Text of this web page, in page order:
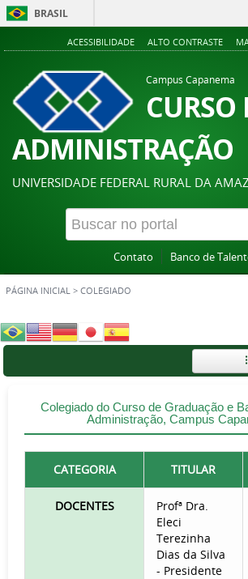
BRASIL
Acesso
ACESSIBILIDADE ALTO CONTRASTE
Campus Capanema
CURSO
ADMINISTRAÇÃO
UNIVERSIDADE FEDERAL RURAL DA
Contato Banco de
PÁGINA INICIAL > COLEGIADO
Colegiado do Curso de Graduação e
Administração, Campus
CATEGORIA TITULAR
DOCENTES
Profª Dra.
Eleci
Terezinha
Dias da Silva
- Presidente